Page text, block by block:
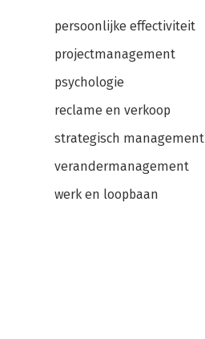
persoonlijke effectiviteit
projectmanagement
psychologie
reclame en verkoop
strategisch management
verandermanagement
werk en loopbaan